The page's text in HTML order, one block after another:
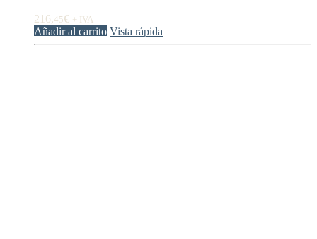
216,45€ + IVA
Añadir al carrito Vista rápida